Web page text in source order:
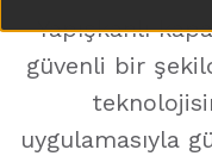
Yapışkanlı
güvenli bir
uygulamasıyla